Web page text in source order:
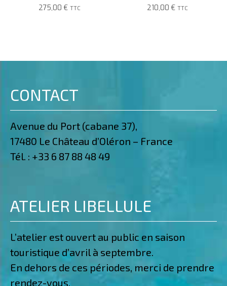
275,00€ TTC 210,00 € TTC
CONTACT
Avenue du Port (cabane 37),
17480 Le Château d’Oléron – France
Tél. : +33 6 87 88 48 49
ATELIER LIBELLULE
L’atelier est ouvert au public en saison
touristique d’avril à septembre.
En dehors de ces périodes, merci de prendre
rendez-vous.